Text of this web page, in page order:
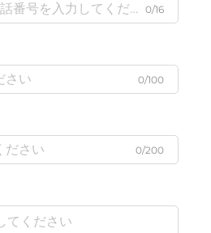
0/16
0/100
0/200